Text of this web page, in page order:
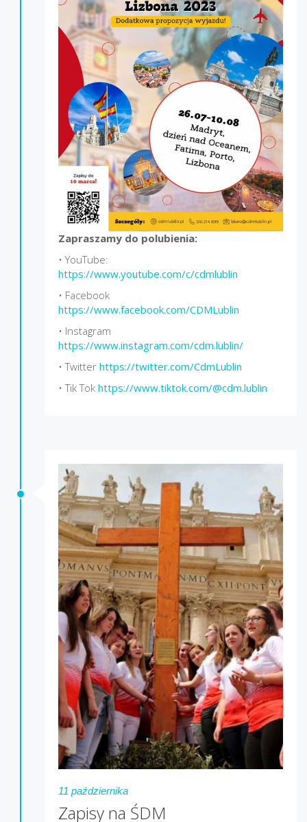
Zapraszamy do polubienia:
• YouTube:
https://www.youtube.com/c/cdmlublin
• Facebook
https://www.facebook.com/CDMLublin
• Instagram
https://www.instagram.com/cdm.lublin/
• Twitter https://twitter.com/CdmLublin
• Tik Tok https://www.tiktok.com/@cdm.lublin
11 października
Zapisy na ŚDM